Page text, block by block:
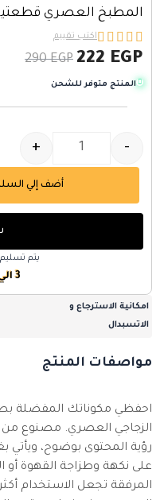
المطبخ العصري




اكتب تقييم
290EGP 222 EGP
المنتج متوفر للشحن
-
+
أضف إلي
يتم
3 الي 5 ايام عمل
امكانية الاسترجاع و
الاتسبدال
مواصفات المنتج
احفظي مكوناتك المفضلة
الزجاجي العصري. مصنوع من
رؤية المحتوى بوضوح،
على نكهة وطزاجة القهوة أو
المرفقة تجعل الاستخدام